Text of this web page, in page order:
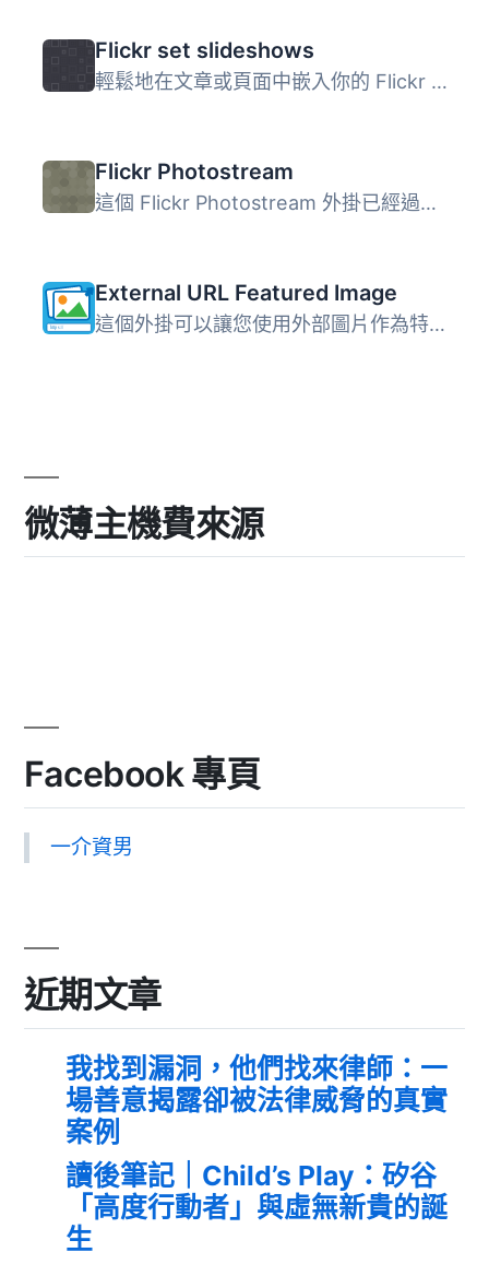
Flickr set slideshows
輕鬆地在文章或頁面中嵌入你的 Flickr 相簿幻燈片，此外掛提...
Flickr Photostream
這個 Flickr Photostream 外掛已經過時了！請安裝新版本的Fli...
External URL Featured Image
這個外掛可以讓您使用外部圖片作為特色圖片，如果您的圖片存...
微薄主機費來源
Facebook 專頁
一介資男
近期文章
我找到漏洞，他們找來律師：一
場善意揭露卻被法律威脅的真實
案例
讀後筆記｜Child’s Play：矽谷
「高度行動者」與虛無新貴的誕
生